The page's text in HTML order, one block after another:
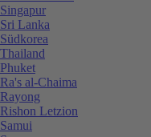
Singapur
Sri Lanka
Südkorea
Thailand
Phuket
Ra's al-Chaima
Rayong
Rishon Letzion
Samui